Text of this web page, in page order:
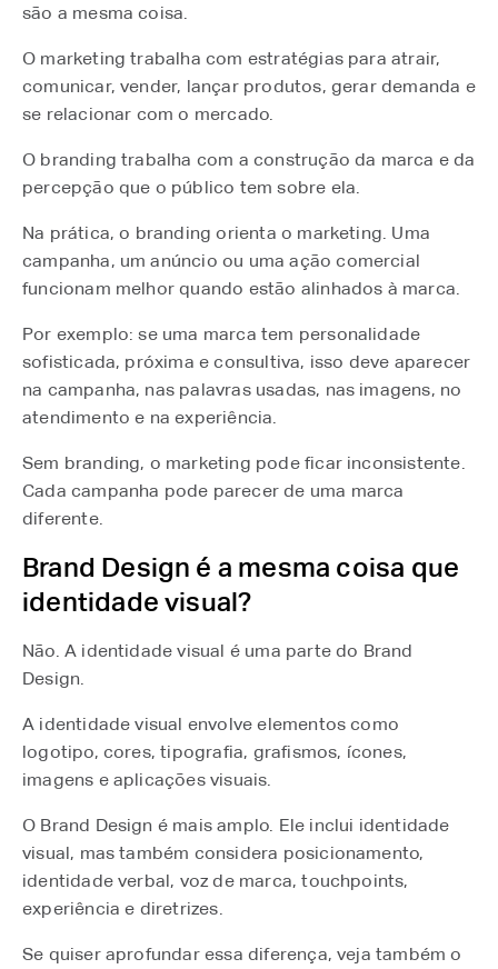
são a mesma coisa.
O marketing trabalha com estratégias para atrair,
comunicar, vender, lançar produtos, gerar demanda e
se relacionar com o mercado.
O branding trabalha com a construção da marca e da
percepção que o público tem sobre ela.
Na prática, o branding orienta o marketing. Uma
campanha, um anúncio ou uma ação comercial
funcionam melhor quando estão alinhados à marca.
Por exemplo: se uma marca tem personalidade
sofisticada, próxima e consultiva, isso deve aparecer
na campanha, nas palavras usadas, nas imagens, no
atendimento e na experiência.
Sem branding, o marketing pode ficar inconsistente.
Cada campanha pode parecer de uma marca
diferente.
Brand Design é a mesma coisa que
identidade visual?
Não. A identidade visual é uma parte do Brand
Design.
A identidade visual envolve elementos como
logotipo, cores, tipografia, grafismos, ícones,
imagens e aplicações visuais.
O Brand Design é mais amplo. Ele inclui identidade
visual, mas também considera posicionamento,
identidade verbal, voz de marca, touchpoints,
experiência e diretrizes.
Se quiser aprofundar essa diferença, veja também o